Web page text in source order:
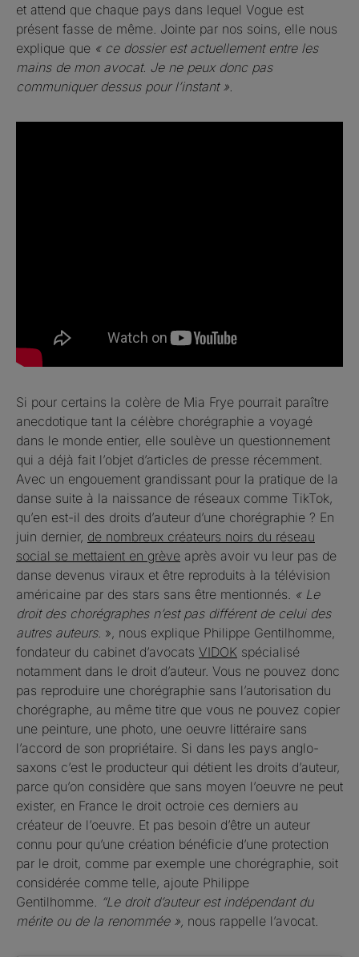
et attend que chaque pays dans lequel Vogue est
présent fasse de même. Jointe par nos soins, elle nous
explique que « ce dossier est actuellement entre les
mains de mon avocat. Je ne peux donc pas
communiquer dessus pour l’instant ».
Si pour certains la colère de Mia Frye pourrait paraître
anecdotique tant la célèbre chorégraphie a voyagé
dans le monde entier, elle soulève un questionnement
qui a déjà fait l’objet d’articles de presse récemment.
Avec un engouement grandissant pour la pratique de la
danse suite à la naissance de réseaux comme TikTok,
qu’en est-il des droits d’auteur d’une chorégraphie ? En
juin dernier, de nombreux créateurs noirs du réseau
social se mettaient en grève après avoir vu leur pas de
danse devenus viraux et être reproduits à la télévision
américaine par des stars sans être mentionnés. « Le
droit des chorégraphes n’est pas différent de celui des
autres auteurs. », nous explique Philippe Gentilhomme,
fondateur du cabinet d’avocats VIDOK spécialisé
notamment dans le droit d’auteur. Vous ne pouvez donc
pas reproduire une chorégraphie sans l’autorisation du
chorégraphe, au même titre que vous ne pouvez copier
une peinture, une photo, une oeuvre littéraire sans
l’accord de son propriétaire. Si dans les pays anglo-
saxons c’est le producteur qui détient les droits d’auteur,
parce qu’on considère que sans moyen l’oeuvre ne peut
exister, en France le droit octroie ces derniers au
créateur de l’oeuvre. Et pas besoin d’être un auteur
connu pour qu’une création bénéficie d’une protection
par le droit, comme par exemple une chorégraphie, soit
considérée comme telle, ajoute Philippe
Gentilhomme. “Le droit d’auteur est indépendant du
mérite ou de la renommée », nous rappelle l’avocat.